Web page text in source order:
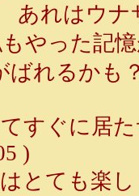
あれはウ
やった記憶
れるかも
すぐに居た
)
とても楽し